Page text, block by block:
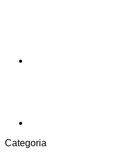
Categoria